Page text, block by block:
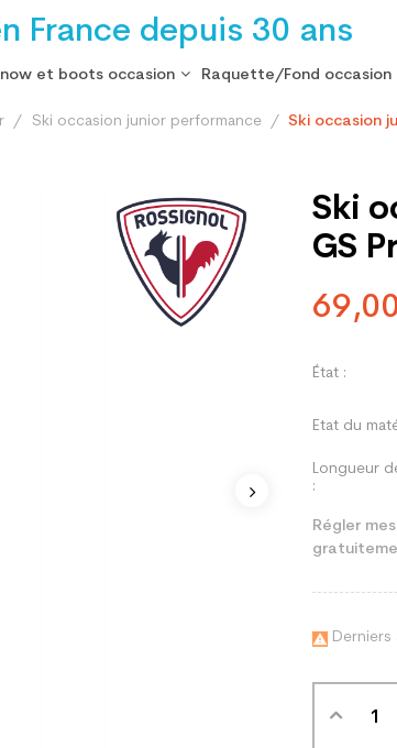
France depuis 30 ans
et boots occasion Raquette/Fond occasion
Ski occasion junior performance Ski occasion
Ski
GS
État :
Etat du
Longueur
:
Régler
